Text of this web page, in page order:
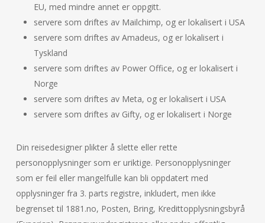
EU, med mindre annet er oppgitt.
servere som driftes av Mailchimp, og er lokalisert i USA
servere som driftes av Amadeus, og er lokalisert i
Tyskland
servere som driftes av Power Office, og er lokalisert i
Norge
servere som driftes av Meta, og er lokalisert i USA
servere som driftes av Gifty, og er lokalisert i Norge
Din reisedesigner plikter å slette eller rette
personopplysninger som er uriktige. Personopplysninger
som er feil eller mangelfulle kan bli oppdatert med
opplysninger fra 3. parts registre, inkludert, men ikke
begrenset til 1881.no, Posten, Bring, Kredittopplysningsbyrå